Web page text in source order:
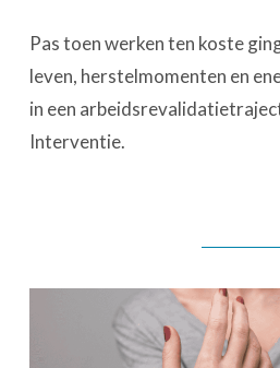
Pas toen werken ten koste
leven, herstelmomenten en
in een
Interventie.